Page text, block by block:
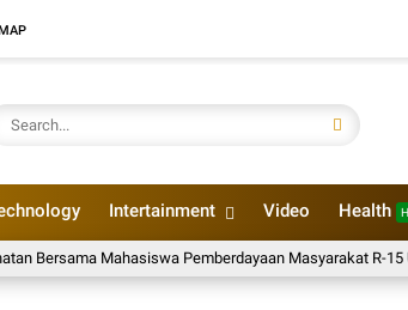
Intertainment Video Health
Mahasiswa Pemberdayaan Masyarakat R-15 UNTAG